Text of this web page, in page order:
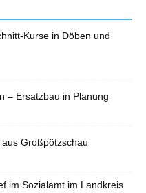
Kurse in Döben und
– Ersatzbau in Planung
Großpötzschau
im Sozialamt im Landkreis